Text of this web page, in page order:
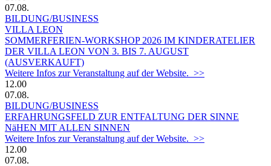
07.08.
BILDUNG/BUSINESS
VILLA LEON
SOMMERFERIEN-WORKSHOP 2026 IM KINDERATELIER
DER VILLA LEON VON 3. BIS 7. AUGUST
(AUSVERKAUFT)
Weitere Infos zur Veranstaltung auf der Website. >>
12.00
07.08.
BILDUNG/BUSINESS
ERFAHRUNGSFELD ZUR ENTFALTUNG DER SINNE
NäHEN MIT ALLEN SINNEN
Weitere Infos zur Veranstaltung auf der Website. >>
12.00
07.08.